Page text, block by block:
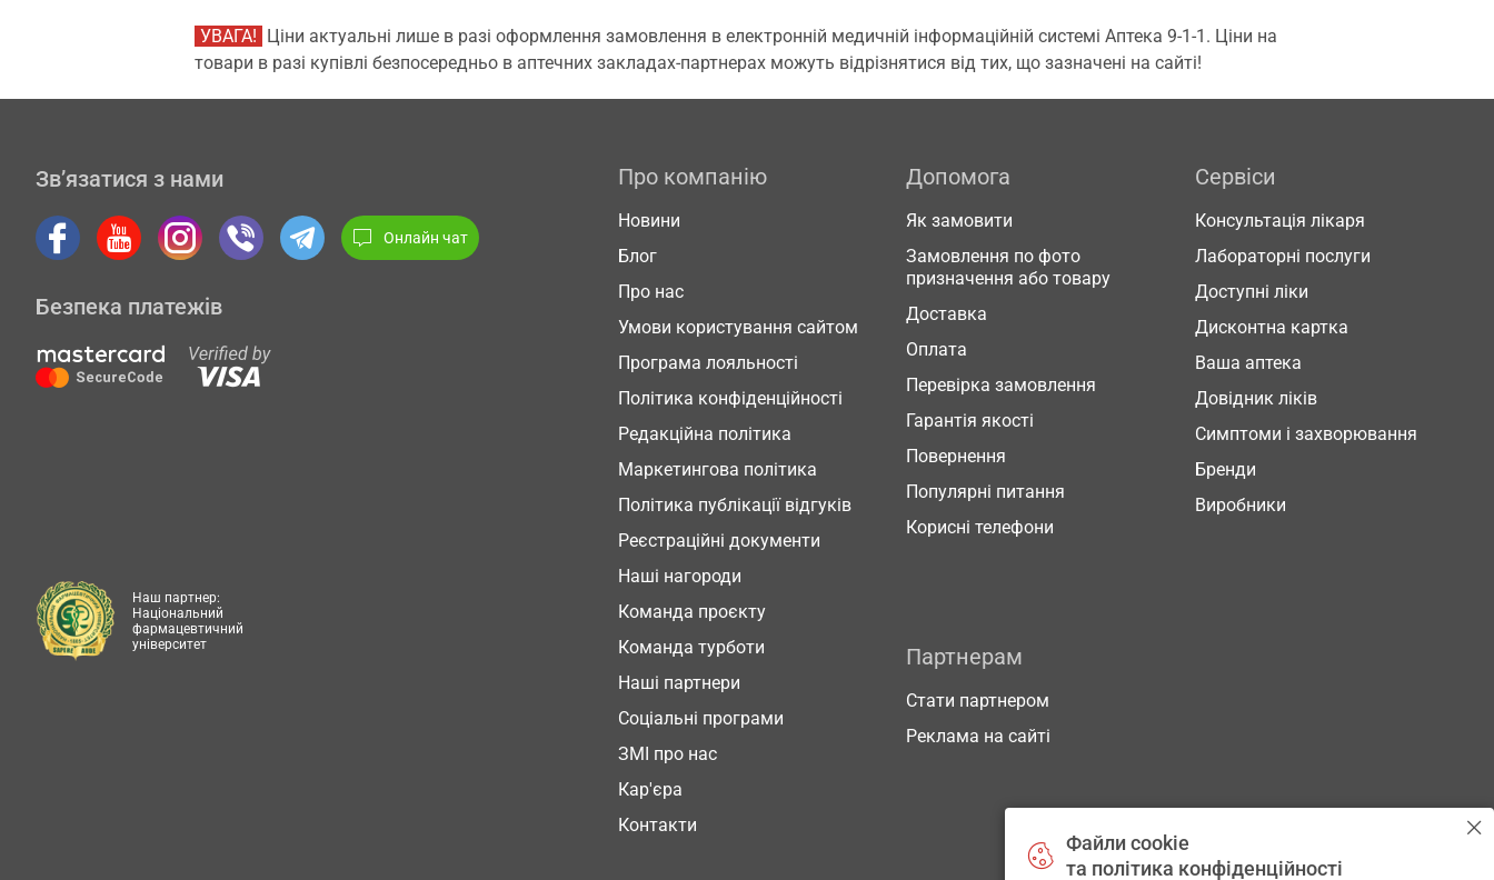
УВАГА! Ціни актуальні лише в разі оформлення замовлення в електронній медичній інформаційній системі Аптека 9-1-1. Ціни на
товари в разі купівлі безпосередньо в аптечних закладах-партнерах можуть відрізнятися від тих, що зазначені на сайті!
Зв’язатися з нами
Онлайн чат
Безпека платежів
Про компанію
Новини
Блог
Про нас
Умови користування сайтом
Програма лояльності
Політика конфіденційності
Редакційна політика
Маркетингова політика
Політика публікації відгуків
Реєстраційні документи
Наші нагороди
Команда проєкту
Команда турботи
Наші партнери
Соціальні програми
ЗМІ про нас
Кар'єра
Контакти
Допомога
Як замовити
Замовлення по фото
призначення або товару
Доставка
Оплата
Перевірка замовлення
Гарантія якості
Повернення
Популярні питання
Корисні телефони
Сервіси
Консультація лікаря
Лабораторні послуги
Доступні ліки
Дисконтна картка
Ваша аптека
Довідник ліків
Симптоми і захворювання
Бренди
Виробники
Партнерам
Стати партнером
Реклама на сайті
Наш партнер:
Національний
фармацевтичний
університет
Файли cookie
та політика конфіденційності